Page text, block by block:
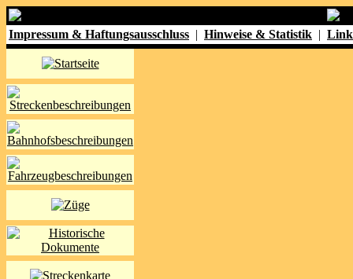
Impressum & Haftungsausschluss | Hinweise & Statistik |